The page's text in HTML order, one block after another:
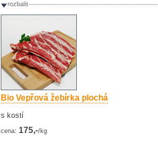
rozbalit
Bio Vepřová žebírka plochá
s kostí
cena: 175,-/kg